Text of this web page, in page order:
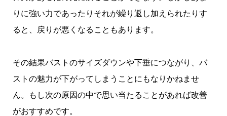
りに強い力であったりそれが繰り返し加えられたりす
ると、戻りが悪くなることもあります。
その結果バストのサイズダウンや下垂につながり、バ
ストの魅力が下がってしまうことにもなりかねませ
ん。もし次の原因の中で思い当たることがあれば改善
がおすすめです。